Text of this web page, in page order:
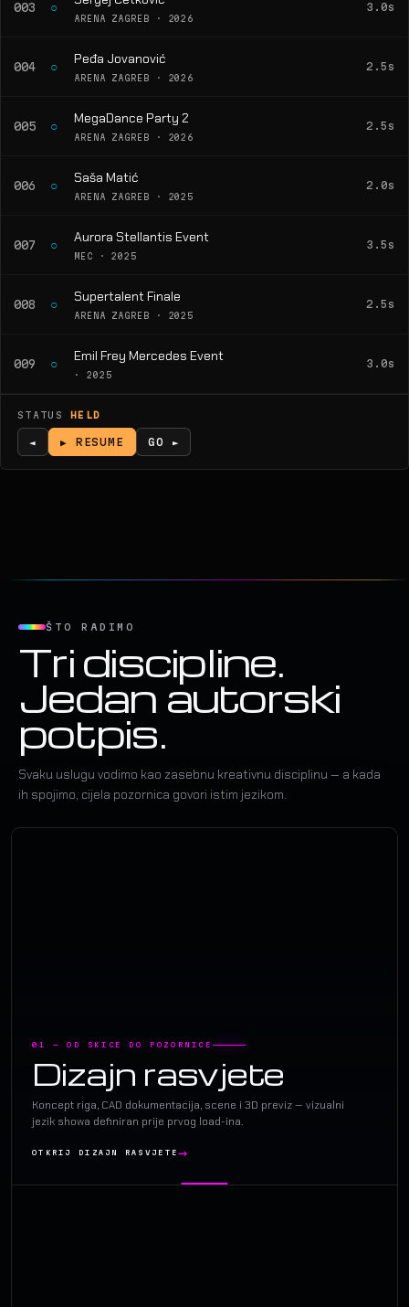
003 ○
ARENA ZAGREB · 2026
3.0s
004 ○ Peđa Jovanović
ARENA ZAGREB · 2026
2.5s
005 ○ MegaDance Party 2
ARENA ZAGREB · 2026
2.5s
006 ○ Saša Matić
ARENA ZAGREB · 2025
2.0s
007 ○ Aurora Stellantis Event
MEC · 2025
3.5s
008 ○ Supertalent Finale
ARENA ZAGREB · 2025
2.5s
009 ○ Emil Frey Mercedes Event
· 2025
3.0s
STATUS HELD
◄ ▶ RESUME GO ►
ŠTO RADIMO
Tri discipline.
Jedan autorski
potpis.
Svaku uslugu vodimo kao zasebnu kreativnu disciplinu — a kada
ih spojimo, cijela pozornica govori istim jezikom.
01 — OD SKICE DO POZORNICE
Dizajn rasvjete
Koncept riga, CAD dokumentacija, scene i 3D previz — vizualni
jezik showa definiran prije prvog load-ina.
OTKRIJ DIZAJN RASVJETE